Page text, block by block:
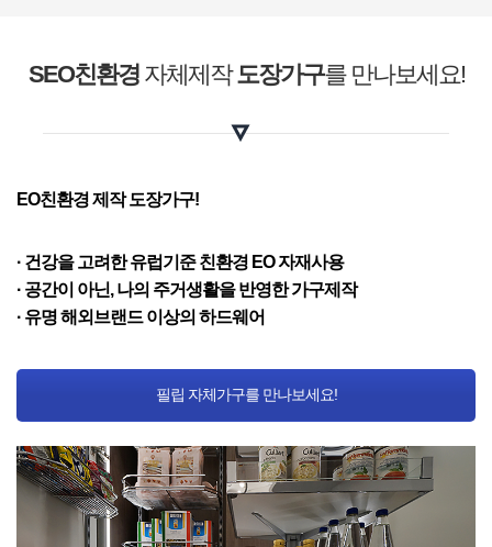
SEO친환경자체제작도장가구를 만나보세요!
EO친환경 제작 도장가구!
· 건강을 고려한 유럽기준 친환경 EO 자재사용
· 공간이 아닌, 나의 주거생활을 반영한 가구제작
· 유명 해외브랜드 이상의 하드웨어
필립 자체가구를 만나보세요!